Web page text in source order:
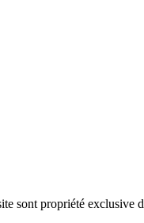
sont propriété exclusive